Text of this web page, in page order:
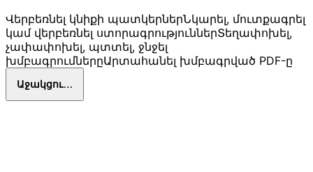
Վերբեռնել կնիքի պատկերներՆկարել, մուտքագրել
կամ վերբեռնել ստորագրություններՏեղափոխել,
չափափոխել, պտտել, ջնջել
խմբագրումներըԱրտահանել խմբագրված PDF-ը
Աջակցություն